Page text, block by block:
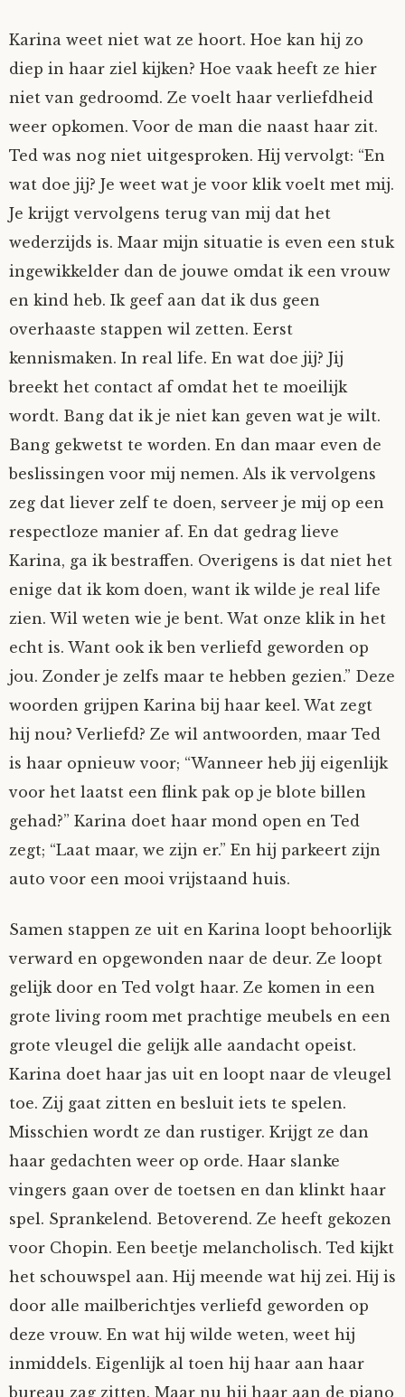
Karina weet niet wat ze hoort. Hoe kan hij zo
diep in haar ziel kijken? Hoe vaak heeft ze hier
niet van gedroomd. Ze voelt haar verliefdheid
weer opkomen. Voor de man die naast haar zit.
Ted was nog niet uitgesproken. Hij vervolgt: “En
wat doe jij? Je weet wat je voor klik voelt met mij.
Je krijgt vervolgens terug van mij dat het
wederzijds is. Maar mijn situatie is even een stuk
ingewikkelder dan de jouwe omdat ik een vrouw
en kind heb. Ik geef aan dat ik dus geen
overhaaste stappen wil zetten. Eerst
kennismaken. In real life. En wat doe jij? Jij
breekt het contact af omdat het te moeilijk
wordt. Bang dat ik je niet kan geven wat je wilt.
Bang gekwetst te worden. En dan maar even de
beslissingen voor mij nemen. Als ik vervolgens
zeg dat liever zelf te doen, serveer je mij op een
respectloze manier af. En dat gedrag lieve
Karina, ga ik bestraffen. Overigens is dat niet het
enige dat ik kom doen, want ik wilde je real life
zien. Wil weten wie je bent. Wat onze klik in het
echt is. Want ook ik ben verliefd geworden op
jou. Zonder je zelfs maar te hebben gezien.” Deze
woorden grijpen Karina bij haar keel. Wat zegt
hij nou? Verliefd? Ze wil antwoorden, maar Ted
is haar opnieuw voor; “Wanneer heb jij eigenlijk
voor het laatst een flink pak op je blote billen
gehad?” Karina doet haar mond open en Ted
zegt; “Laat maar, we zijn er.” En hij parkeert zijn
auto voor een mooi vrijstaand huis.
Samen stappen ze uit en Karina loopt behoorlijk
verward en opgewonden naar de deur. Ze loopt
gelijk door en Ted volgt haar. Ze komen in een
grote living room met prachtige meubels en een
grote vleugel die gelijk alle aandacht opeist.
Karina doet haar jas uit en loopt naar de vleugel
toe. Zij gaat zitten en besluit iets te spelen.
Misschien wordt ze dan rustiger. Krijgt ze dan
haar gedachten weer op orde. Haar slanke
vingers gaan over de toetsen en dan klinkt haar
spel. Sprankelend. Betoverend. Ze heeft gekozen
voor Chopin. Een beetje melancholisch. Ted kijkt
het schouwspel aan. Hij meende wat hij zei. Hij is
door alle mailberichtjes verliefd geworden op
deze vrouw. En wat hij wilde weten, weet hij
inmiddels. Eigenlijk al toen hij haar aan haar
bureau zag zitten. Maar nu hij haar aan de piano